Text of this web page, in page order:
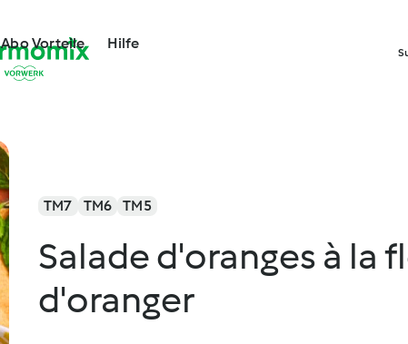
Abo Vorteile Hilfe
TM7 TM6 TM5
Salade d'oranges à la
d'oranger